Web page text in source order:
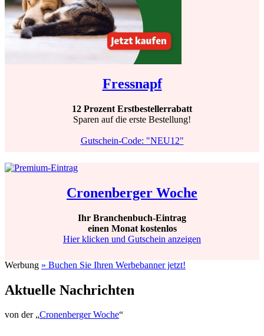
Fressnapf
12 Prozent Erstbestellerrabatt
Sparen auf die erste Bestellung!
Gutschein-Code: "NEU12"
Cronenberger Woche
Ihr Branchenbuch-Eintrag
einen Monat kostenlos
Hier klicken und Gutschein anzeigen
Werbung » Buchen Sie Ihren Werbebanner jetzt!
Aktuelle Nachrichten
von der „Cronenberger Woche“